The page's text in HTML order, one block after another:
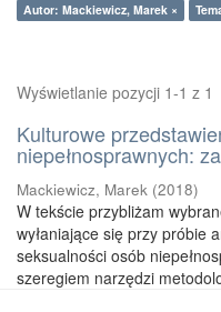
Autor: Mackiewicz, Marek ×
Wyświetlanie pozycji 1-1 z 1
Kulturowe
niepełnosprawnych:
Mackiewicz, Marek (2018)
W tekście przybliżam
wyłaniające się przy próbie
seksualności osób
szeregiem narzędzi